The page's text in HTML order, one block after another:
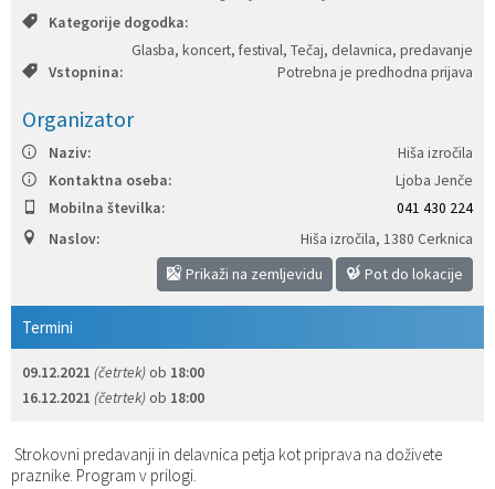
Kategorije dogodka:
Glasba, koncert, festival, Tečaj, delavnica, predavanje
Vstopnina:
Potrebna je predhodna prijava
Organizator
Naziv:
Hiša izročila
Kontaktna oseba:
Ljoba Jenče
Mobilna številka:
041 430 224
Naslov:
Hiša izročila, 1380 Cerknica
Prikaži na zemljevidu Pot do lokacije
Termini
09.12.2021 (četrtek) ob 18:00
16.12.2021 (četrtek) ob 18:00
Strokovni predavanji in delavnica petja kot priprava na doživete
praznike. Program v prilogi.
Katalog informacij javnega značaja
Vizitka občine
Predsedniki političnih strank
Svet za preventivo in vzgojo v cestnem prometu
Služba za okolje in prostor
Služba za stanovanjsko dejavnost
Služba za civilno zaščito
Služba za družbene dejavnosti
Služba za gospodarstvo, turizem in kmetijstvo
Služba za šport
Služba za krajevne skupnosti
Občinski predpisi
Strategije in koncepti
Proračuni občine